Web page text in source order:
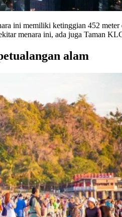
ini memiliki ketinggian 452
menara ini, ada juga Taman
alam